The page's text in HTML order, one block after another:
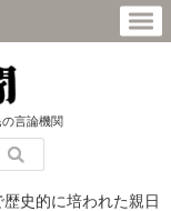
言論機関
史的に培われた親日